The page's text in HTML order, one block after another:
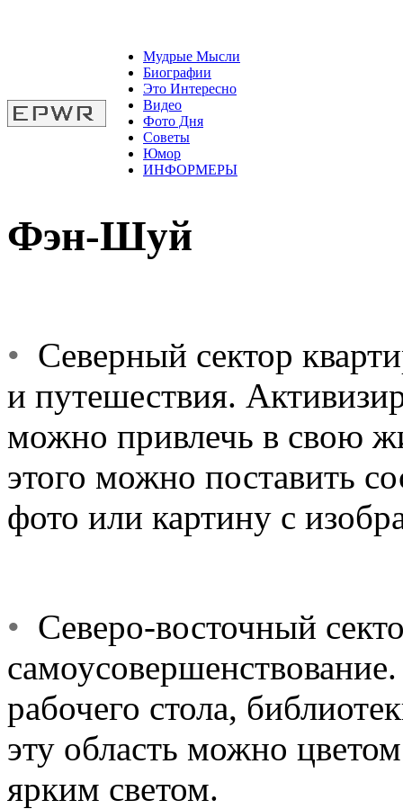
Мудрые Мысли
Биографии
Это Интересно
Видео
Фото Дня
Советы
Юмор
ИНФОРМЕРЫ
Фэн-Шуй
• Северный сектор
и путешествия.
можно привлечь в свою
этого можно поставить
фото или картину с
• Северо-восточный
рабочего стола,
эту область можно
ярким светом.